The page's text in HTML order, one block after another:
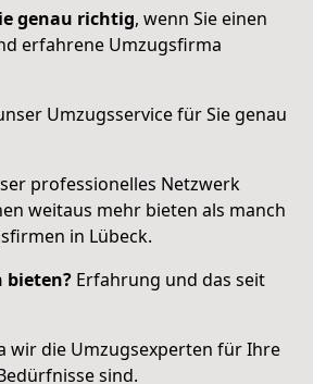
genau richtig, wenn Sie einen
erfahrene Umzugsfirma
Umzugsservice für Sie genau
professionelles Netzwerk
weitaus mehr bieten als manch
in Lübeck.
bieten? Erfahrung und das seit
wir die Umzugsexperten für Ihre
sind.